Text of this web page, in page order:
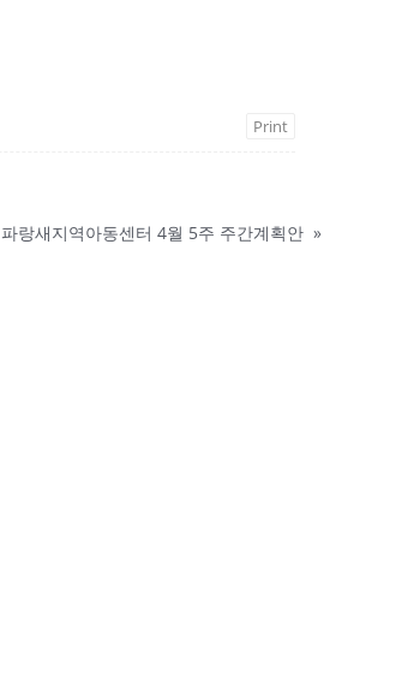
Print
파랑새지역아동센터 4월 5주 주간계획안 »